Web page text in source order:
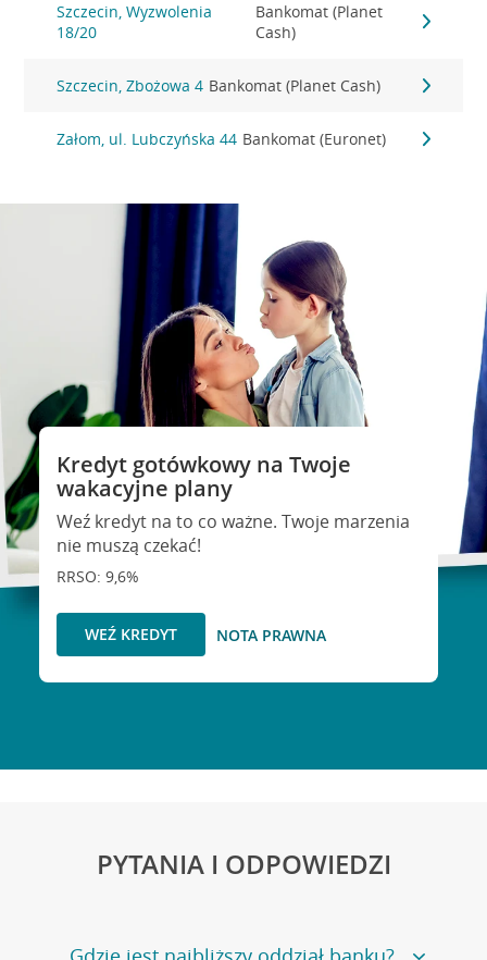
Szczecin, Wyzwolenia
18/20
Bankomat (Planet
Cash)
Szczecin, Zbożowa 4 Bankomat (Planet Cash)
Załom, ul. Lubczyńska 44 Bankomat (Euronet)
Kredyt gotówkowy na Twoje
wakacyjne plany
Weź kredyt na to co ważne. Twoje marzenia
nie muszą czekać!
RRSO: 9,6%
WEŹ KREDYT NOTA PRAWNA
PYTANIA I ODPOWIEDZI